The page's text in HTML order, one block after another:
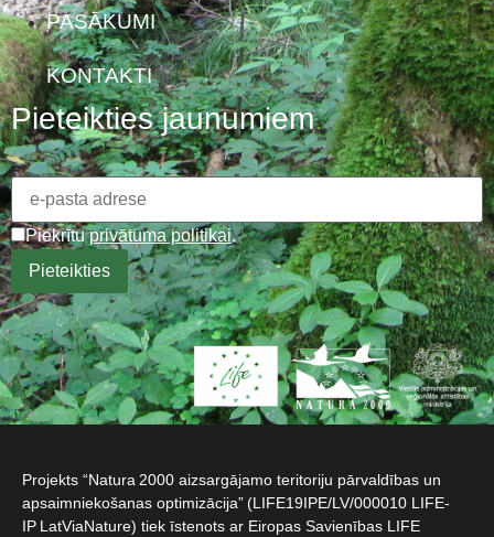
PASĀKUMI
KONTAKTI
Pieteikties jaunumiem
Piekrītuprivātuma politikai.
Projekts “Natura 2000 aizsargājamo teritoriju pārvaldības un
apsaimniekošanas optimizācija” (LIFE19IPE/LV/000010 LIFE-
IP LatViaNature) tiek īstenots ar Eiropas Savienības LIFE